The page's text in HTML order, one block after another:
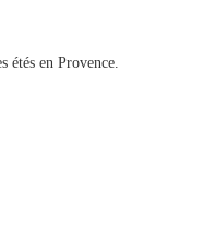
étés en Provence.